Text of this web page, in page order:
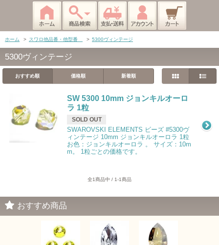
ホーム > スワロ他品番・他型番 > 5300ヴィンテージ
5300ヴィンテージ
おすすめ順 価格順 新着順
SW 5300 10mm ジョンキルオーロ
ラ 1粒
SOLD OUT
SWAROVSKI ELEMENTS ビーズ #5300ヴ
ィンテージ 10mm ジョンキルオーロラ 1粒
お色：ジョンキルオーロラ 。 サイズ：10m
m。 1粒ごとの価格です。
全1商品中 / 1-1商品
おすすめ商品